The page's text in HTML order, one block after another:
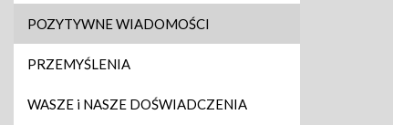
POZYTYWNE WIADOMOŚCI
PRZEMYŚLENIA
WASZE i NASZE DOŚWIADCZENIA